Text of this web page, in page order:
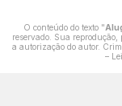
O conteúdo do texto "
reservado. Sua
a autorização do autor.
–